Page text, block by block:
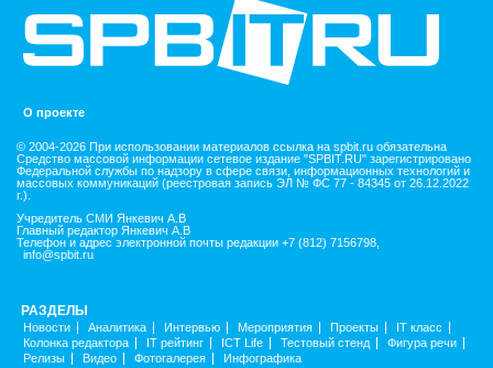
О проекте
© 2004-2026 При использовании материалов ссылка на spbit.ru обязательна
Средство массовой информации сетевое издание "SPBIT.RU" зарегистрировано
Федеральной службы по надзору в сфере связи, информационных технологий и
массовых коммуникаций (реестровая запись ЭЛ № ФС 77 - 84345 от 26.12.2022
г.).
Учредитель СМИ Янкевич А.В
Главный редактор Янкевич А.В
Телефон и адрес электронной почты редакции +7 (812) 7156798,
info@spbit.ru
РАЗДЕЛЫ
Новости Аналитика Интервью Мероприятия Проекты
IT класс
Колонка редактора
IT рейтинг ICT Life Тестовый стенд
Фигура речи
Релизы
Видео Фотогалерея Инфографика